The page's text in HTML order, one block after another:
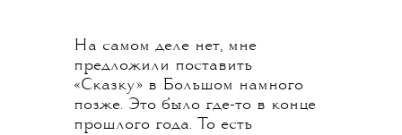
На самом деле нет, мне
предложили поставить
«Сказку» в Большом намного
позже. Это было где-то в конце
прошлого года. То есть